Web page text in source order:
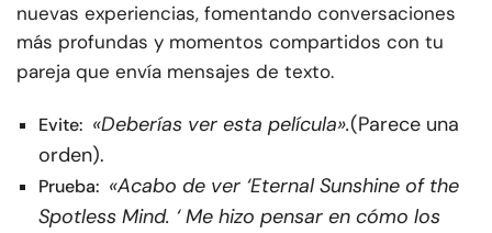
nuevas experiencias, fomentando conversaciones
más profundas y momentos compartidos con tu
pareja que envía mensajes de texto.
Evite: «Deberías ver esta película».(Parece una
orden).
Prueba: «Acabo de ver ‘Eternal Sunshine of the
Spotless Mind. ‘ Me hizo pensar en cómo los